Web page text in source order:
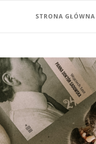
STRONA GŁÓWNA